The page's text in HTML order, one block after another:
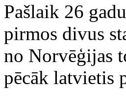
Pašlaik 26
pirmos divus
no Norvēģijas
pēcāk latvietis